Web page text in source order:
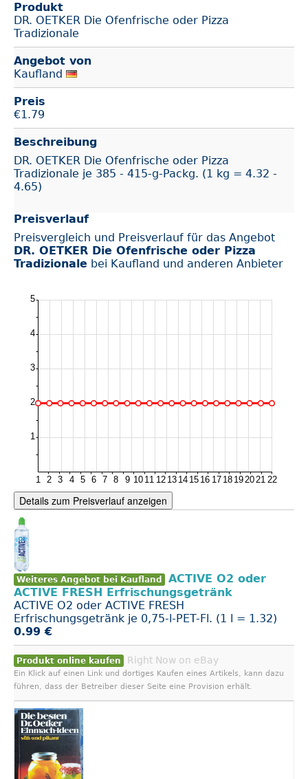
Produkt
DR. OETKER Die Ofenfrische oder Pizza
Tradizionale
Angebot von
Kaufland
Preis
€1.79
Beschreibung
DR. OETKER Die Ofenfrische oder Pizza
Tradizionale je 385 - 415-g-Packg. (1 kg = 4.32 -
4.65)
Preisverlauf
Preisvergleich und Preisverlauf für das Angebot
DR. OETKER Die Ofenfrische oder Pizza
Tradizionale bei Kaufland und anderen Anbieter
Details zum Preisverlauf anzeigen
Weiteres Angebot bei Kaufland
ACTIVE O2 oder
ACTIVE FRESH Erfrischungsgetränk
ACTIVE O2 oder ACTIVE FRESH
Erfrischungsgetränk je 0,75-l-PET-Fl. (1 l = 1.32)
0.99 €
Produkt online kaufen Right Now on eBay
Ein Klick auf einen Link und dortiges Kaufen eines Artikels, kann dazu
führen, dass der Betreiber dieser Seite eine Provision erhält.